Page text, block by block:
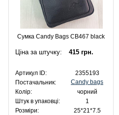
Сумка Candy Bags CB467 black
Ціна за штучку: 415 грн.
Артикул ID:
2355193
Постачальник:
Candy bags
Колір:
чорний
Штук в упаковці:
1
Розміри:
25*21*7.5